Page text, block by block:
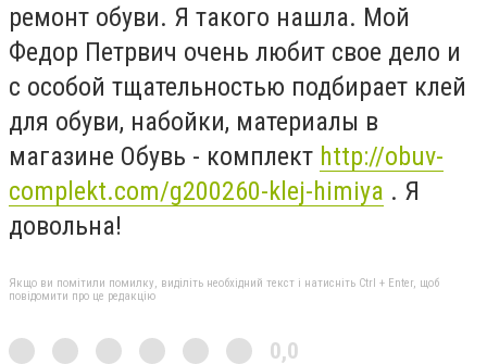
ремонт обуви. Я такого нашла. Мой
Федор Петрвич очень любит свое дело и
с особой тщательностью подбирает клей
для обуви, набойки, материалы в
магазине Обувь - комплект http://obuv-
complekt.com/g200260-klej-himiya . Я
довольна!
Якщо ви помітили помилку, виділіть необхідний текст і натисніть Ctrl + Enter, щоб
повідомити про це редакцію
0,0